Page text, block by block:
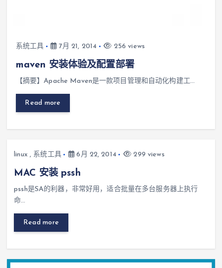
系统工具 7月 21, 2014 256 views
maven 安装体验及配置部署
【摘要】Apache Maven是一款项目管理和自动化构建工…
Read more
linux , 系统工具 6月 22, 2014 299 views
MAC 安装 pssh
pssh是SA的利器，非常好用，适合批量在多台服务器上执行
命…
Read more